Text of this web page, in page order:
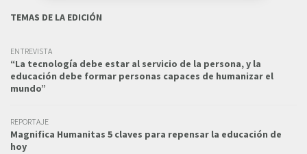
TEMAS DE LA EDICIÓN
ENTREVISTA
“La tecnología debe estar al servicio de la persona, y la
educación debe formar personas capaces de humanizar el
mundo”
REPORTAJE
Magnifica Humanitas 5 claves para repensar la educación de
hoy